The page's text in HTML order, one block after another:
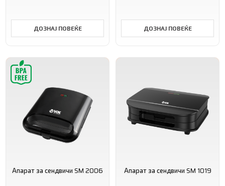
ДОЗНАЈ ПОВЕЌЕ ДОЗНАЈ ПОВЕЌЕ
Апарат за сендвичи SM 2006 Апарат за сендвичи SM 1019